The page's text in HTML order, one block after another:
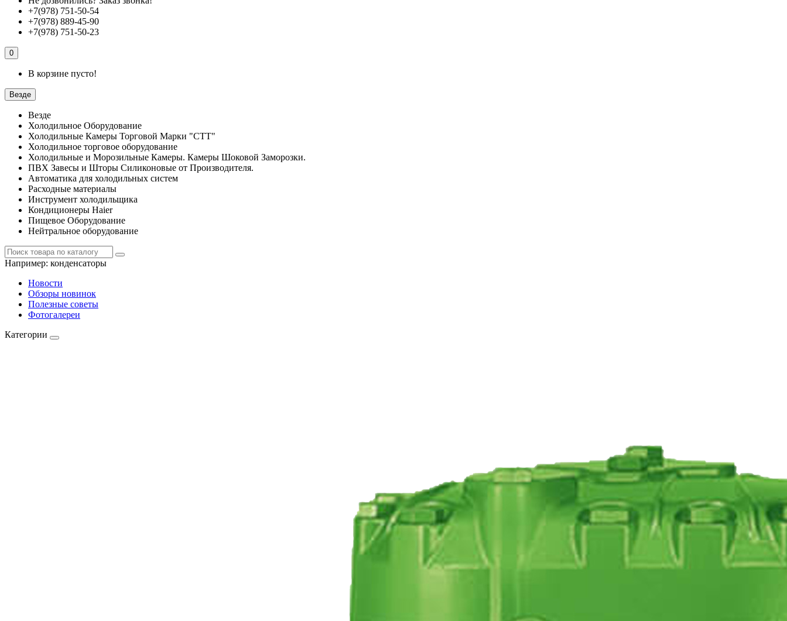
+7(978) 751-50-54
+7(978) 889-45-90
+7(978) 751-50-23
0
В корзине пусто!
Везде
Везде
Холодильное Оборудование
Холодильные Камеры Торговой Марки "СТТ"
Холодильное торговое оборудование
Холодильные и Морозильные Камеры. Камеры Шоковой Заморозки.
ПВХ Завесы и Шторы Силиконовые от Производителя.
Автоматика для холодильных систем
Расходные материалы
Инструмент холодильщика
Кондиционеры Haier
Пищевое Оборудование
Нейтральное оборудование
Например: конденсаторы
Новости
Обзоры новинок
Полезные советы
Фотогалереи
Категории